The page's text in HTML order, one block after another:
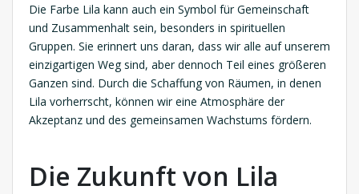
Die Farbe Lila kann auch ein Symbol für Gemeinschaft
und Zusammenhalt sein, besonders in spirituellen
Gruppen. Sie erinnert uns daran, dass wir alle auf unserem
einzigartigen Weg sind, aber dennoch Teil eines größeren
Ganzen sind. Durch die Schaffung von Räumen, in denen
Lila vorherrscht, können wir eine Atmosphäre der
Akzeptanz und des gemeinsamen Wachstums fördern.
Die Zukunft von Lila